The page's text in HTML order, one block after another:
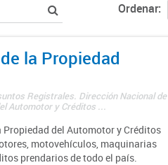
Ordenar
la Propiedad
Registrales. Dirección Nacional de
Automotor y Créditos ...
del Automotor y Créditos
motovehículos, maquinarias
prendarios de todo el país.